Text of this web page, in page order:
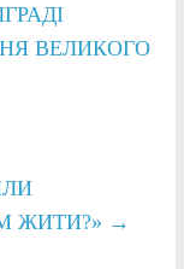
ВЕЛИКОГО
ЖИТИ?» →